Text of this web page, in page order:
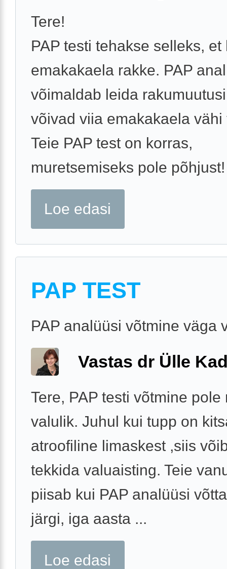
Tere!
PAP testi tehakse selleks, et
emakakaela rakke. PAP
võimaldab leida
võivad viia emakakaela vähi
Teie PAP test on korras,
muretsemiseks pole
Loe edasi
PAP TEST
PAP analüüsi võtmine väga
Vastas dr Ülle
Tere, PAP testi võtmine pole
valulik. Juhul kui tupp on
atroofiline limaskest ,siis
tekkida valuaisting. Teie
piisab kui PAP analüüsi
järgi, iga aasta ...
Loe edasi